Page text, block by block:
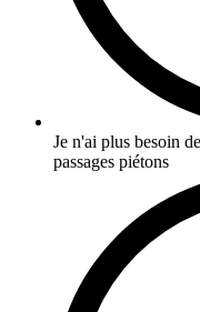
Je n'ai plus besoin
passages piétons